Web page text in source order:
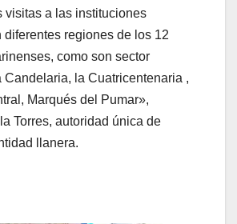
visitas a las instituciones
diferentes regiones de los 12
como son sector
Candelaria, la Cuatricentenaria ,
Marqués del Pumar»,
Torres, autoridad única de
llanera.